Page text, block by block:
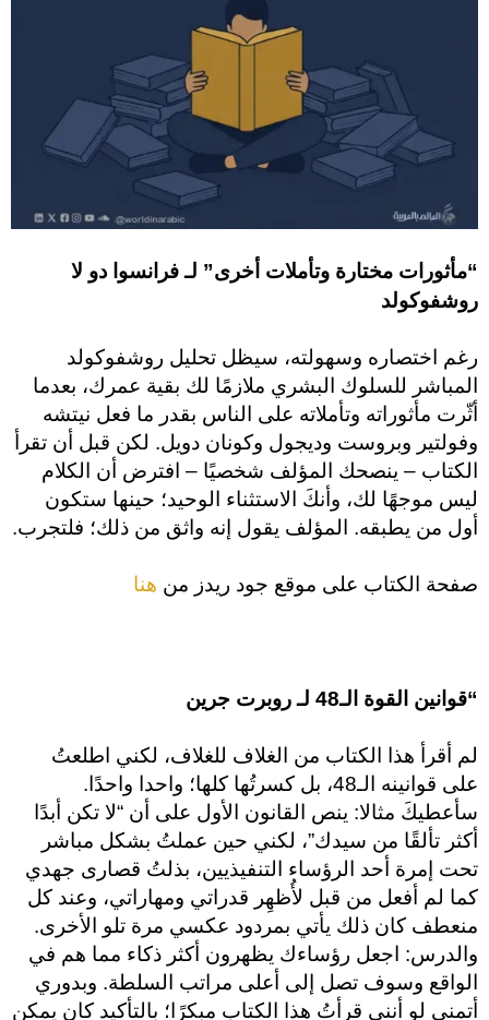
“مأثورات مختارة وتأملات أخرى” لـ فرانسوا دو لا
روشفوكولد
رغم اختصاره وسهولته، سيظل تحليل روشفوكولد
المباشر للسلوك البشري ملازمًا لك بقية عمرك، بعدما
أثّرت مأثوراته وتأملاته على الناس بقدر ما فعل نيتشه
وفولتير وبروست وديجول وكونان دويل. لكن قبل أن تقرأ
الكتاب – ينصحك المؤلف شخصيًا – افترض أن الكلام
ليس موجهًا لك، وأنكَ الاستثناء الوحيد؛ حينها ستكون
أول من يطبقه. المؤلف يقول إنه واثق من ذلك؛ فلتجرب.
صفحة الكتاب على موقع جود ريدز من هنا
“قوانين القوة الـ48 لـ روبرت جرين
لم أقرأ هذا الكتاب من الغلاف للغلاف، لكني اطلعتُ
على قوانينه الـ48، بل كسرتُها كلها؛ واحدا واحدًا.
سأعطيكَ مثالا: ينص القانون الأول على أن “لا تكن أبدًا
أكثر تألقًا من سيدك”، لكني حين عملتُ بشكل مباشر
تحت إمرة أحد الرؤساء التنفيذيين، بذلتُ قصارى جهدي
كما لم أفعل من قبل لأُظهِر قدراتي ومهاراتي، وعند كل
منعطف كان ذلك يأتي بمردود عكسي مرة تلو الأخرى.
والدرس: اجعل رؤساءك يظهرون أكثر ذكاء مما هم في
الواقع وسوف تصل إلى أعلى مراتب السلطة. وبدوري
أتمنى لو أنني قرأتُ هذا الكتاب مبكرًا؛ بالتأكيد كان يمكن